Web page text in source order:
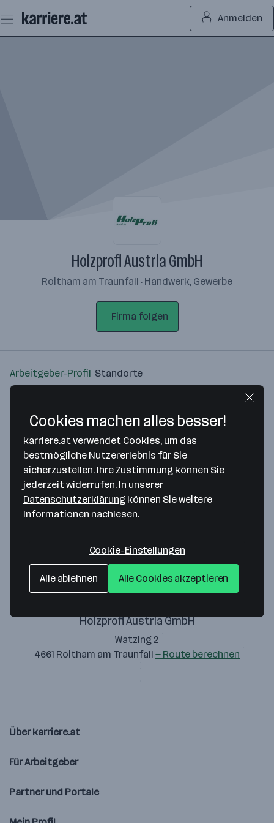
Seiteninhalt
springen
Anmelden
Holzprofi Austria GmbH
Roitham am Traunfall · Handwerk, Gewerbe
Firma folgen
Arbeitgeber-Profil Standorte
Bitte stimme unseren Cookie-
Richtlinien zu, um diese Karte
anzuzeigen.
Holzprofi Austria GmbH
Watzing 2
4661 Roitham am Traunfall — Route berechnen
Über karriere.at
Für Arbeitgeber
Partner und Portale
Cookies machen alles besser!
karriere.at verwendet Cookies, um das
bestmögliche Nutzererlebnis für Sie
sicherzustellen. Ihre Zustimmung können Sie
jederzeitwiderrufen. In unserer
Datenschutzerklärung können Sie weitere
Informationen nachlesen.
Cookie-Einstellungen
Alle ablehnen Alle Cookies akzeptieren